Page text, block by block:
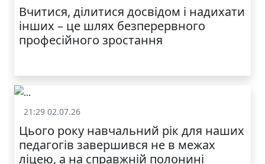
МОДНИЙ ДИТЯЧИЙ
ОДЯГ ПОДОСТУПНІЙ ЦІНІ
Вчитися, ділитися досвідом і надихати
інших – це шлях безперервного
професійного зростання
21:29 02.07.26
Цього року навчальний рік для наших
педагогів завершився не в межах
ліцею, а на справжній полонині